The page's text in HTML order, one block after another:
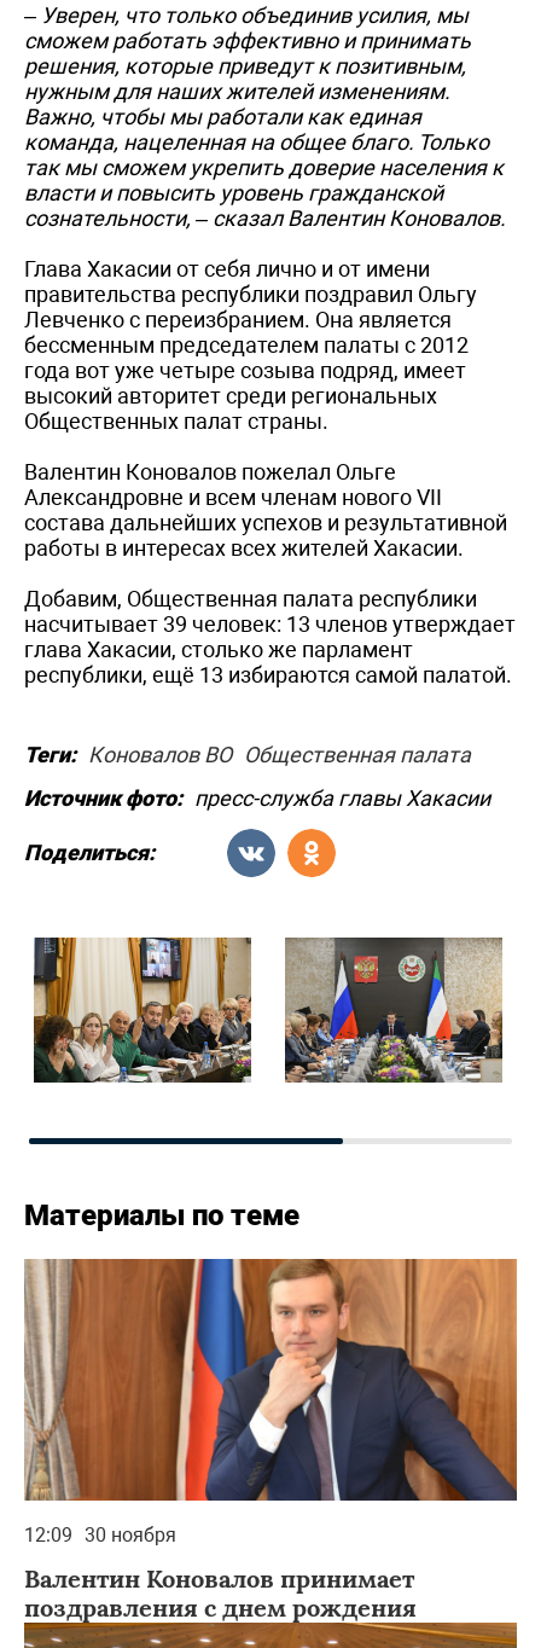
– Уверен, что только объединив усилия, мы
сможем работать эффективно и принимать
решения, которые приведут к позитивным,
нужным для наших жителей изменениям.
Важно, чтобы мы работали как единая
команда, нацеленная на общее благо. Только
так мы сможем укрепить доверие населения к
власти и повысить уровень гражданской
сознательности, – сказал Валентин Коновалов.
Глава Хакасии от себя лично и от имени
правительства республики поздравил Ольгу
Левченко с переизбранием. Она является
бессменным председателем палаты с 2012
года вот уже четыре созыва подряд, имеет
высокий авторитет среди региональных
Общественных палат страны.
Валентин Коновалов пожелал Ольге
Александровне и всем членам нового VII
состава дальнейших успехов и результативной
работы в интересах всех жителей Хакасии.
Добавим, Общественная палата республики
насчитывает 39 человек: 13 членов утверждает
глава Хакасии, столько же парламент
республики, ещё 13 избираются самой палатой.
Теги: Коновалов ВО Общественная палата
Источник фото: пресс-служба главы Хакасии
Поделиться:
Материалы по теме
12:09 30 ноября
Валентин Коновалов принимает
поздравления с днем рождения